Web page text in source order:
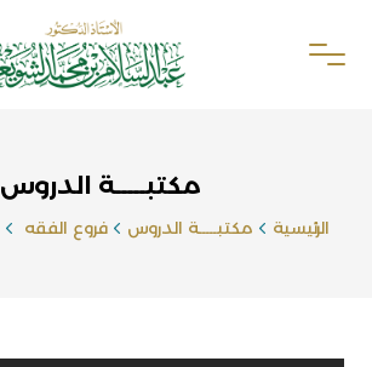
مكتبـــــة الدروس
الرئيسية مكتبـــــة الدروس فروع الفقه